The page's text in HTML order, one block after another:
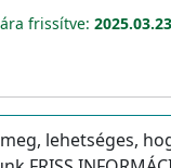
frissítve: 2025.03.23
lehetséges,